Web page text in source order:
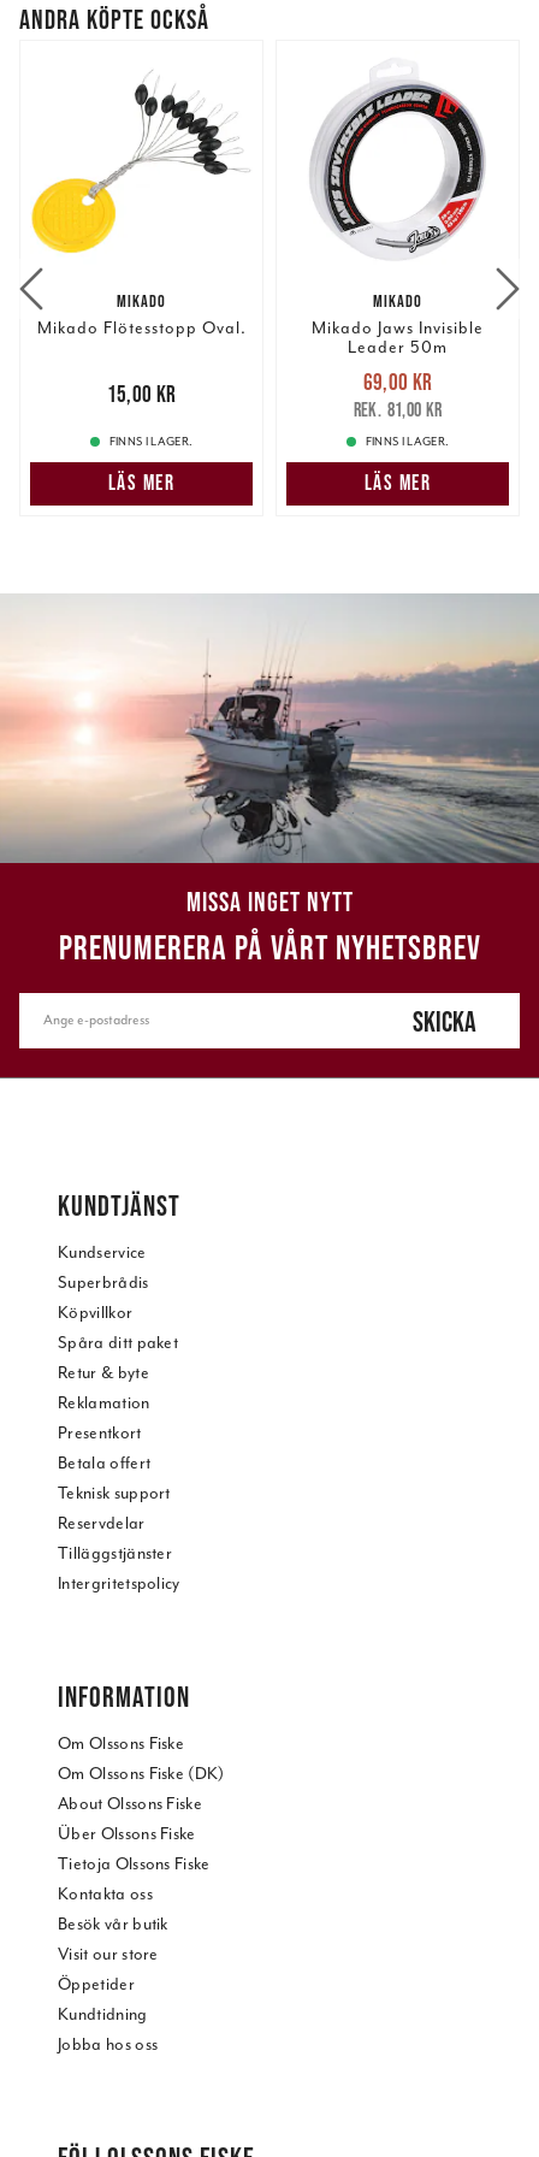
ANDRA KÖPTE OCKSÅ
MIKADO
Mikado Flötesstopp Oval.
15,00 kr
15,00 kr
FINNS I LAGER.
LÄS MER
MIKADO
Mikado Jaws Invisible
Leader 50m
Nuvarande pris
69,00 krTidigare pris
81,00 kr
69,00 kr
81,00 kr
FINNS I LAGER.
LÄS MER
MISSA INGET NYTT
PRENUMERERA PÅ VÅRT NYHETSBREV
SKICKA
KUNDTJÄNST
Kundservice
Superbrådis
Köpvillkor
Spåra ditt paket
Retur & byte
Reklamation
Presentkort
Betala offert
Teknisk support
Reservdelar
Tilläggstjänster
Intergritetspolicy
INFORMATION
Om Olssons Fiske
Om Olssons Fiske (DK)
About Olssons Fiske
Über Olssons Fiske
Tietoja Olssons Fiske
Kontakta oss
Besök vår butik
Visit our store
Öppetider
Kundtidning
Jobba hos oss